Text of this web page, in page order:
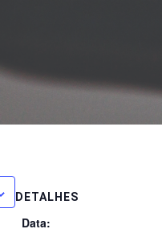
DETALHES
Data: